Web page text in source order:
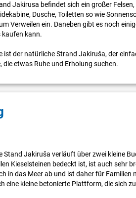
Jakirusa befindet sich ein großer
Dusche, Toiletten so wie
Verweilen ein. Daneben gibt es noch
kaufen kann.
ist der natürliche Strand Jakiruša, der
die etwas Ruhe und Erholung suchen.
Stand Jakiruša verläuft über zwei kleine
Kieselsteinen bedeckt ist, ist auch sehr
in das Meer ab und ist daher für
eine kleine betonierte Plattform, die sich